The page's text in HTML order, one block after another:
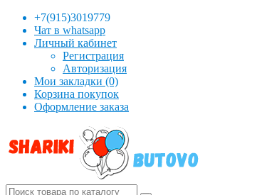
+7(915)3019779
Чат в whatsapp
Личный кабинет
Регистрация
Авторизация
Мои закладки (0)
Корзина покупок
Оформление заказа